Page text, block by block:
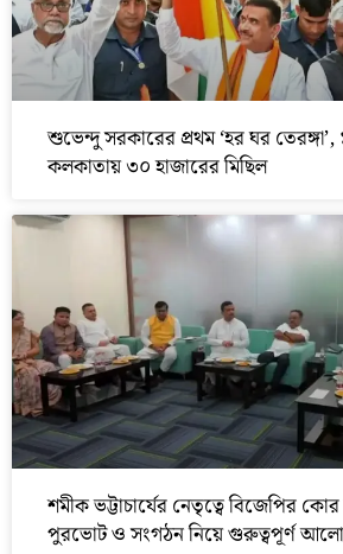
শুভেন্দু সরকারের প্রথম ‘হর ঘর
কলকাতায় ৩০ হাজারের মিছিল
শমীক ভট্টাচার্যের নেতৃত্বে বিজেপির
পুরভোট ও সংগঠন নিয়ে গুরুত্বপূর্ণ